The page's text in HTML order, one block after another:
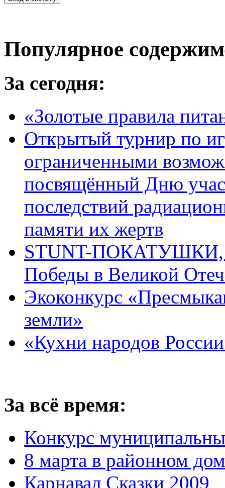
Популярное
За сегодня:
«Золотые правила
Открытый турнир по
ограниченными
посвящённый Дню
последствий
памяти их жертв
STUNT-ПОКАТУШКИ,
Победы в Великой
Экоконкурс
земли»
«Кухни народов
За всё время:
Конкурс
8 марта в районном
Карнавал Сказки 2009